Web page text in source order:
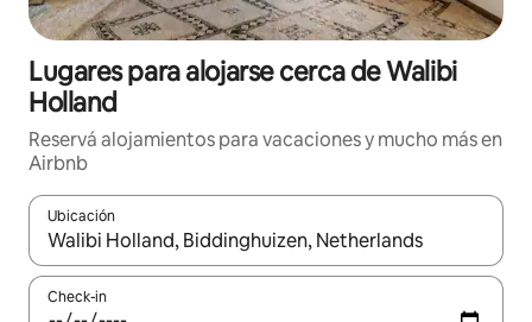
Lugares para alojarse cerca de Walibi
Holland
Reservá alojamientos para vacaciones y mucho más en
Airbnb
Ubicación
Cuando los resultados estén disponibles, navegá con las
Check-in